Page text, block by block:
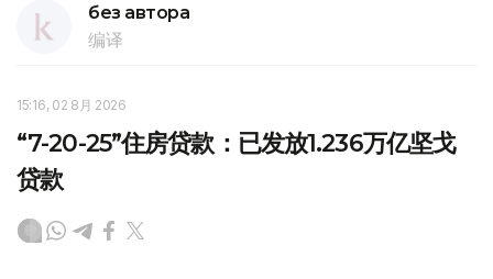
без автора
编译
15:16, 02 8月 2026
“7-20-25”住房贷款：已发放1.236万亿坚戈
贷款